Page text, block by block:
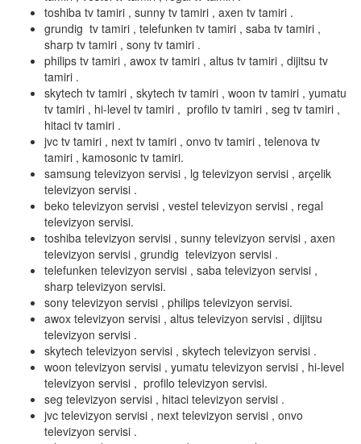
toshiba tv tamiri , sunny tv tamiri , axen tv tamiri .
grundig tv tamiri , telefunken tv tamiri , saba tv tamiri ,
sharp tv tamiri , sony tv tamiri .
philips tv tamiri , awox tv tamiri , altus tv tamiri , dijitsu tv
tamiri .
skytech tv tamiri , skytech tv tamiri , woon tv tamiri , yumatu
tv tamiri , hi-level tv tamiri , profilo tv tamiri , seg tv tamiri ,
hitaci tv tamiri .
jvc tv tamiri , next tv tamiri , onvo tv tamiri , telenova tv
tamiri , kamosonic tv tamiri.
samsung televizyon servisi , lg televizyon servisi , arçelik
televizyon servisi .
beko televizyon servisi , vestel televizyon servisi , regal
televizyon servisi.
toshiba televizyon servisi , sunny televizyon servisi , axen
televizyon servisi , grundig televizyon servisi .
telefunken televizyon servisi , saba televizyon servisi ,
sharp televizyon servisi.
sony televizyon servisi , philips televizyon servisi.
awox televizyon servisi , altus televizyon servisi , dijitsu
televizyon servisi .
skytech televizyon servisi , skytech televizyon servisi .
woon televizyon servisi , yumatu televizyon servisi , hi-level
televizyon servisi , profilo televizyon servisi.
seg televizyon servisi , hitaci televizyon servisi .
jvc televizyon servisi , next televizyon servisi , onvo
televizyon servisi .